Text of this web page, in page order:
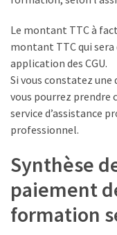
formation
doivent
désormais
déclarer
MOST
CATEGORIES
News
(1 096)
Le montant TTC à
montant TTC qui sera
application des CGU.
Si vous constatez
vous pourrez prendre
service d’assistance
professionnel.
Synthèse
paiement
formation